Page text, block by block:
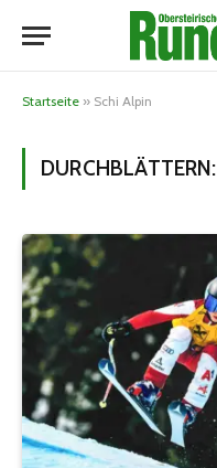
Startseite » Schi Alpin
DURCHBLÄTTERN: